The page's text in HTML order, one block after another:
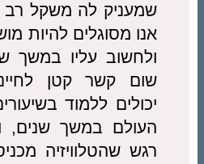
שמעניק לה משקל רב
אנו מסוגלים להיות
ולחשוב עליו במשך
שום קשר קטן
יכולים ללמוד
העולם במשך שנים,
רגש שהטלוויזיה